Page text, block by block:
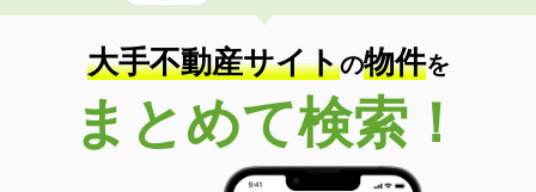
大手不動産サイトの物件を
まとめて検索！